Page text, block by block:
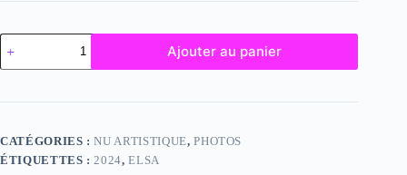
quantité
de
Elsa
Ajouter au panier
CATÉGORIES :NU ARTISTIQUE,PHOTOS
ÉTIQUETTES : 2024,ELSA